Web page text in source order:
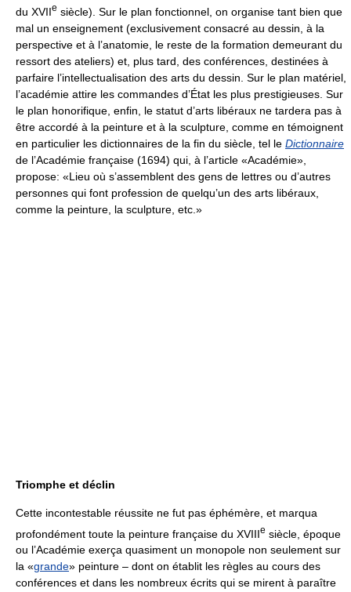
du XVIIe siècle). Sur le plan fonctionnel, on organise tant bien que
mal un enseignement (exclusivement consacré au dessin, à la
perspective et à l’anatomie, le reste de la formation demeurant du
ressort des ateliers) et, plus tard, des conférences, destinées à
parfaire l’intellectualisation des arts du dessin. Sur le plan matériel,
l’académie attire les commandes d’État les plus prestigieuses. Sur
le plan honorifique, enfin, le statut d’arts libéraux ne tardera pas à
être accordé à la peinture et à la sculpture, comme en témoignent
en particulier les dictionnaires de la fin du siècle, tel le Dictionnaire
de l’Académie française (1694) qui, à l’article «Académie»,
propose: «Lieu où s’assemblent des gens de lettres ou d’autres
personnes qui font profession de quelqu’un des arts libéraux,
comme la peinture, la sculpture, etc.»
Triomphe et déclin
Cette incontestable réussite ne fut pas éphémère, et marqua
profondément toute la peinture française du XVIIIe siècle, époque
ou l’Académie exerça quasiment un monopole non seulement sur
la «grande» peinture – dont on établit les règles au cours des
conférences et dans les nombreux écrits qui se mirent à paraître